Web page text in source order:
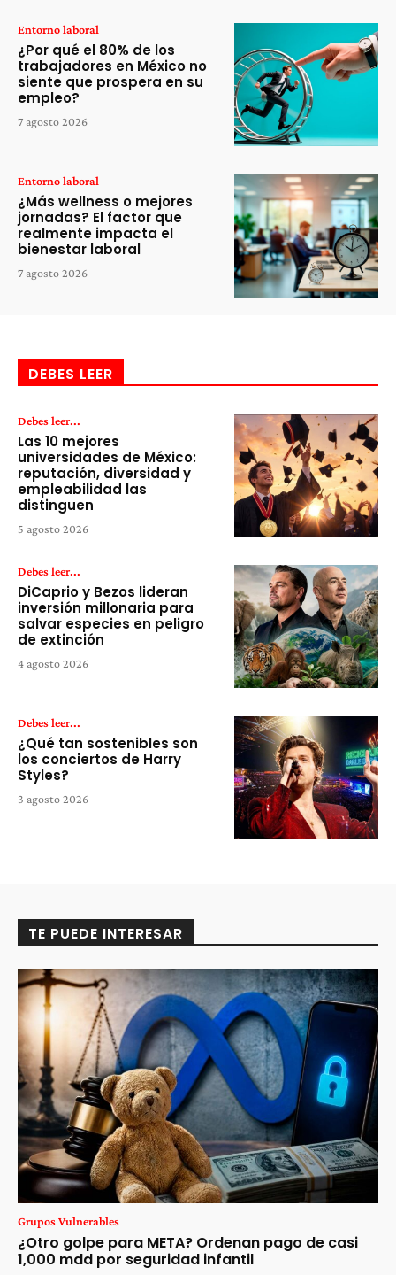
Entorno laboral
¿Por qué el 80% de los
trabajadores en México no
siente que prospera en su
empleo?
7 agosto 2026
Entorno laboral
¿Más wellness o mejores
jornadas? El factor que
realmente impacta el
bienestar laboral
7 agosto 2026
DEBES LEER
Debes leer...
Las 10 mejores
universidades de México:
reputación, diversidad y
empleabilidad las
distinguen
5 agosto 2026
Debes leer...
DiCaprio y Bezos lideran
inversión millonaria para
salvar especies en peligro
de extinción
4 agosto 2026
Debes leer...
¿Qué tan sostenibles son
los conciertos de Harry
Styles?
3 agosto 2026
TE PUEDE INTERESAR
Grupos Vulnerables
¿Otro golpe para META? Ordenan pago de casi
1,000 mdd por seguridad infantil